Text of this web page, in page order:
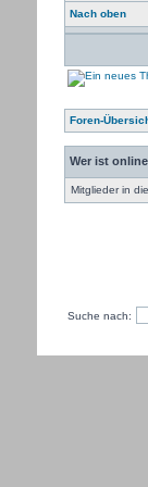
Nach oben
Foren-
Wer ist
Mitglieder in
Suche nach: